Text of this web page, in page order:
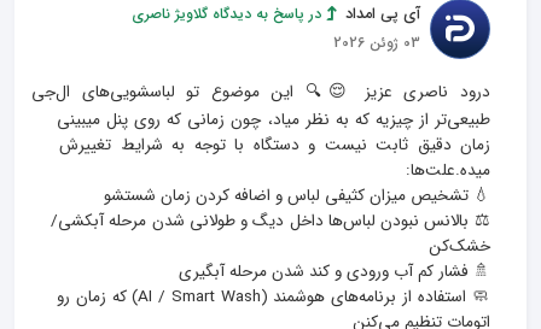
آی پی امداد
در پاسخ به دیدگاه گلاویژ ناصری
03 ژوئن 2026
درود ناصری عزیز 😌🔍 این موضوع تو لباسشویی‌های ال‌جی
طبیعی‌تر از چیزیه که به نظر میاد، چون زمانی که روی پنل میبینی
زمان دقیق ثابت نیست و دستگاه با توجه به شرایط تغییرش
⚖️ بالانس نبودن لباس‌ها داخل دیگ و طولانی شدن مرحله آبکشی/
🧼 استفاده از برنامه‌های هوشمند (AI / Smart Wash) که زمان رو